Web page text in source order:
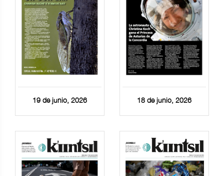
19 de junio, 2026 18 de junio, 2026